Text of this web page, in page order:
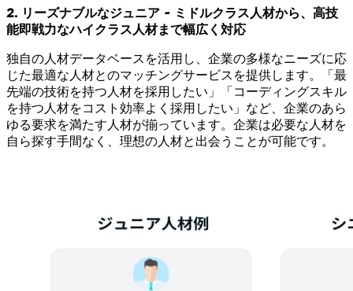
2. リーズナブルなジュニア ~ ミドルクラス人材から、高技
能即戦力なハイクラス人材まで幅広く対応
独自の人材データベースを活用し、企業の多様なニーズに応
じた最適な人材とのマッチングサービスを提供します。「最
先端の技術を持つ人材を採用したい」「コーディングスキル
を持つ人材をコスト効率よく採用したい」など、企業のあら
ゆる要求を満たす人材が揃っています。企業は必要な人材を
自ら探す手間なく、理想の人材と出会うことが可能です。